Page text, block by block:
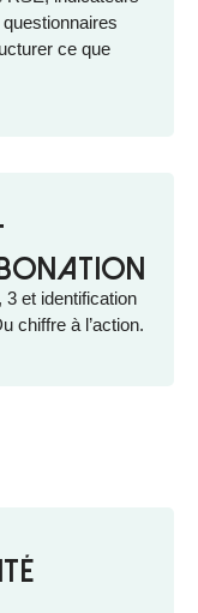
ce que
et identification
chiffre à l’action.